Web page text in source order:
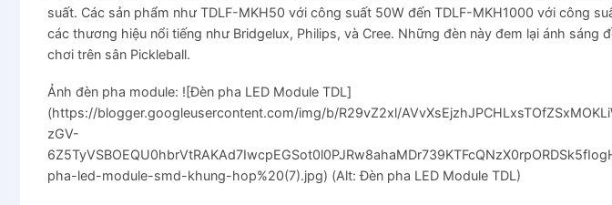
suất. Các sản phẩm như TDLF-MKH50 với công suất 50W đến TDLF-MKH1000 với công
các thương hiệu nổi tiếng như Bridgelux, Philips, và Cree. Những đèn này đem lại ánh sáng
chơi trên sân Pickleball.
Ảnh đèn pha module: ![Đèn pha LED Module TDL]
(https://blogger.googleusercontent.com/img/b/R29vZ2xl/
zGV-
pha-led-module-smd-khung-hop%20(7).jpg) (Alt: Đèn pha LED Module TDL)